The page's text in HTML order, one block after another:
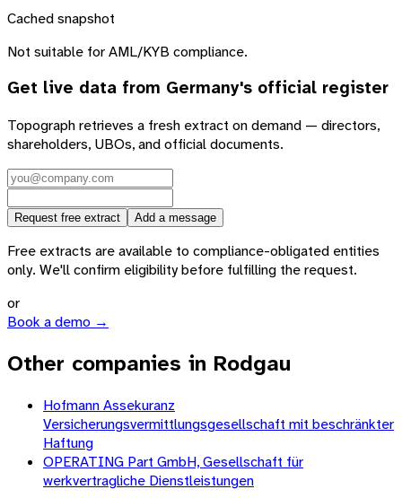
Cached snapshot
Not suitable for AML/KYB compliance.
Get live data from Germany's official register
Topograph retrieves a fresh extract on demand — directors,
shareholders, UBOs, and official documents.
Request free extract Add a message
Free extracts are available to compliance-obligated entities
only. We'll confirm eligibility before fulfilling the request.
or
Book a demo →
Other companies in Rodgau
Hofmann Assekuranz
Versicherungsvermittlungsgesellschaft mit beschränkter
Haftung
OPERATING Part GmbH, Gesellschaft für
werkvertragliche Dienstleistungen